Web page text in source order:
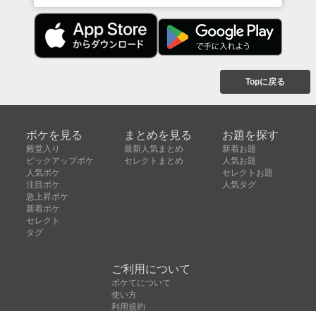
Topに戻る
ボケを見る
殿堂入り
ピックアップボケ
人気ボケ
注目ボケ
急上昇ボケ
新着ボケ
セレクト
タグ
まとめを見る
最新人気まとめ
セレクトまとめ
お題を探す
新着お題
人気お題
セレクトお題
人気タグ
ご利用について
ボケてについて
使い方
利用規約